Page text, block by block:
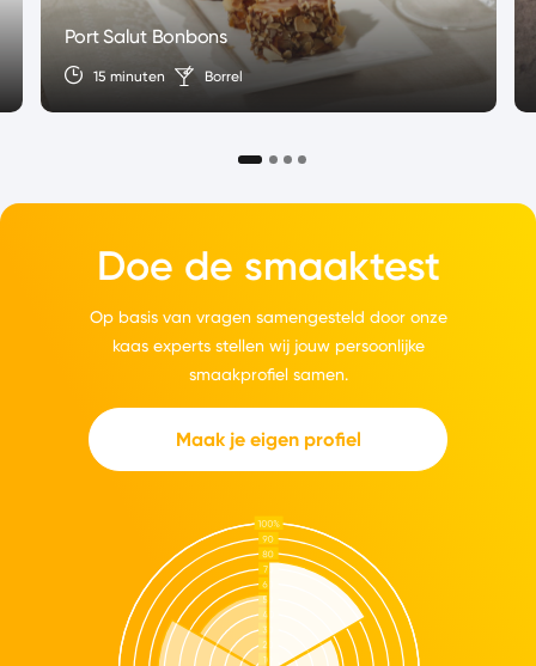
Port Salut Bonbons
15 minuten Borrel
Doe de smaaktest
Op basis van vragen samengesteld door onze
kaas experts stellen wij jouw persoonlijke
smaakprofiel samen.
Maak je eigen profiel